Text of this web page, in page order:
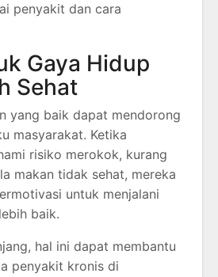
penyakit dan cara
Gaya Hidup
Sehat
yang baik dapat mendorong
masyarakat. Ketika
risiko merokok, kurang
makan tidak sehat, mereka
untuk menjalani
baik.
hal ini dapat membantu
penyakit kronis di